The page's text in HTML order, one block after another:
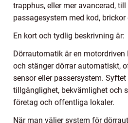
trapphus, eller mer avancerad,
passagesystem med kod, brickor
En kort och tydlig beskrivning är:
Dörrautomatik är en
och stänger dörrar automatiskt,
sensor eller passersystem.
tillgänglighet, bekvämlighet och
företag och offentliga lokaler.
När man väljer system för